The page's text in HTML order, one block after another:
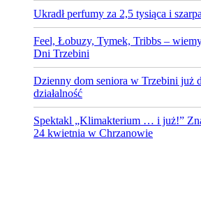
Ukradł perfumy za 2,5 tysiąca i
Feel, Łobuzy, Tymek, Tribbs –
Dni Trzebini
Dzienny dom seniora w Trzebini już
działalność
Spektakl „Klimakterium … i już!”
24 kwietnia w Chrzanowie